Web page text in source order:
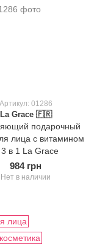
Артикул: 01286
La Grace 🇫🇷
подарочный
лица с витамином
в 1 La Grace
984 грн
Нет в наличии
лица